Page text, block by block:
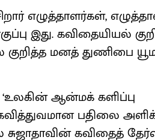
எழுத்தாளர்கள்,
இது. கவிதையியல்
மனத் துணிபை
ஆன்மக் களிப்பு
பதிலை
சுஜாதாவின் கவிதைத்